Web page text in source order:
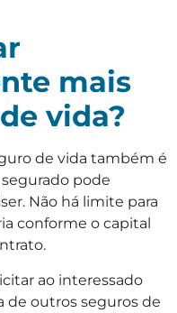
mais
vida?
de vida também é
pode
Não há limite para
conforme o capital
ao interessado
de outros seguros de